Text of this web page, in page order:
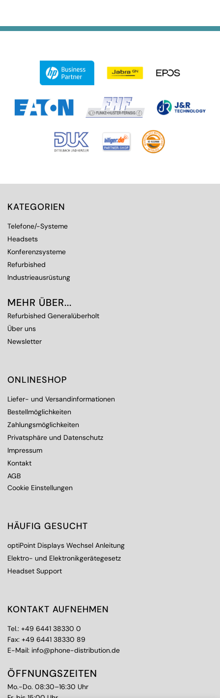
KATEGORIEN
Telefone/-Systeme
Headsets
Konferenzsysteme
Refurbished
Industrieausrüstung
MEHR ÜBER...
Refurbished Generalüberholt
Über uns
Newsletter
ONLINESHOP
Liefer- und Versandinformationen
Bestellmöglichkeiten
Zahlungsmöglichkeiten
Privatsphäre und Datenschutz
Impressum
Kontakt
AGB
Cookie Einstellungen
HÄUFIG GESUCHT
optiPoint Displays Wechsel Anleitung
Elektro- und Elektronikgerätegesetz
Headset Support
KONTAKT AUFNEHMEN
Tel.: +49 6441 38330 0
Fax: +49 6441 38330 89
E-Mail: info@phone-distribution.de
ÖFFNUNGSZEITEN
Mo.-Do. 08:30–16:30 Uhr